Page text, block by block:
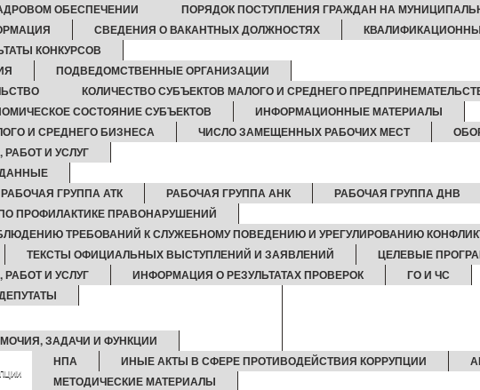
ОБЕСПЕЧЕНИИ
ПОРЯДОК ПОСТУПЛЕНИЯ ГРАЖДАН НА
СВЕДЕНИЯ О ВАКАНТНЫХ ДОЛЖНОСТЯХ
КОНКУРСОВ
ПОДВЕДОМСТВЕННЫЕ ОРГАНИЗАЦИИ
КОЛИЧЕСТВО СУБЪЕКТОВ МАЛОГО И СРЕДНЕГО
СОСТОЯНИЕ СУБЪЕКТОВ
ИНФОРМАЦИОННЫЕ МАТЕРИАЛЫ
И СРЕДНЕГО БИЗНЕСА
ЧИСЛО ЗАМЕЩЕННЫХ РАБОЧИХ МЕСТ
И УСЛУГ
РАБОЧАЯ ГРУППА АТК РАБОЧАЯ ГРУППА АНК
РАБОЧАЯ ГРУППА ДНВ
ПРОФИЛАКТИКЕ ПРАВОНАРУШЕНИЙ
ТРЕБОВАНИЙ К СЛУЖЕБНОМУ ПОВЕДЕНИЮ И УРЕГУЛИРОВАНИЮ
ТЕКСТЫ ОФИЦИАЛЬНЫХ ВЫСТУПЛЕНИЙ И ЗАЯВЛЕНИЙ
ЦЕЛЕВЫЕ
И УСЛУГ
ИНФОРМАЦИЯ О РЕЗУЛЬТАТАХ ПРОВЕРОК ГО И ЧС
ЗАДАЧИ И ФУНКЦИИ
НПА ИНЫЕ АКТЫ В СФЕРЕ ПРОТИВОДЕЙСТВИЯ КОРРУПЦИИ
МЕТОДИЧЕСКИЕ МАТЕРИАЛЫ